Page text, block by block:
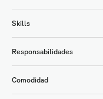
Skills
Responsabilidades
Comodidad